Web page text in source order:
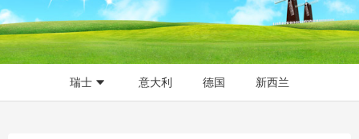
瑞士 意大利 德国 新西兰